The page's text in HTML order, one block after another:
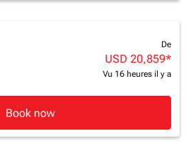
De
USD 20,859*
Vu 16 heures il y a
Book now